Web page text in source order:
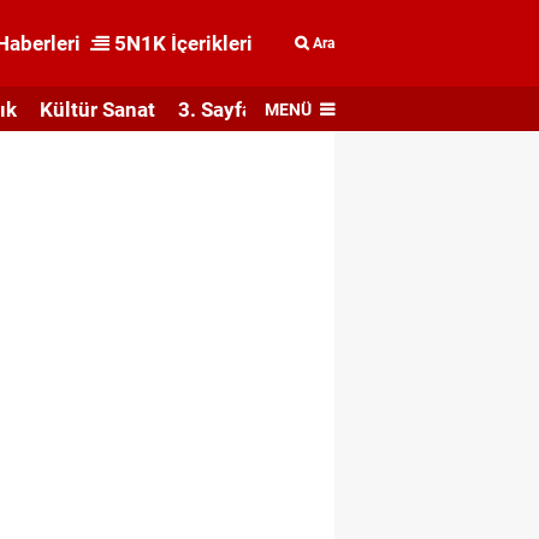
5N1K İçerikleri Ara
Kültür Sanat 3. Sayfa MENÜ